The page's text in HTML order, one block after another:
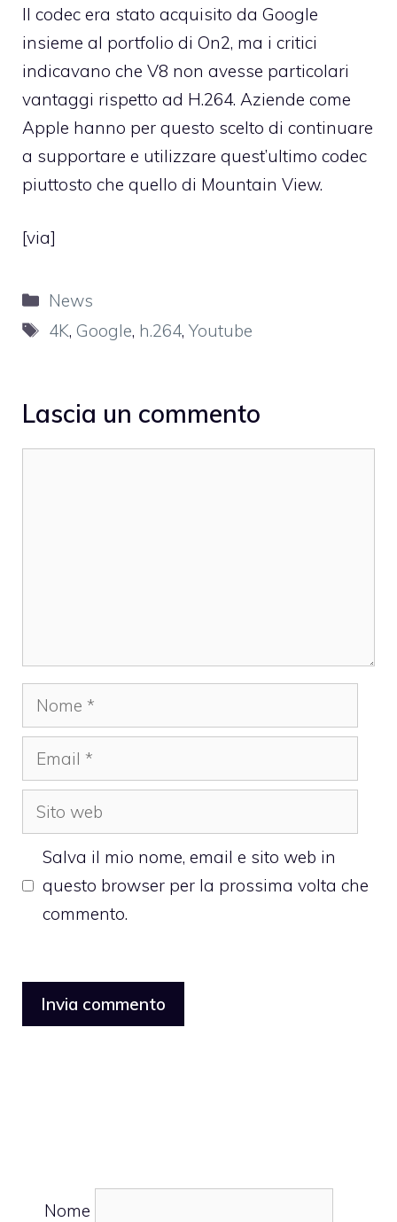
Il codec era stato acquisito da Google
insieme al portfolio di On2, ma i critici
indicavano che V8 non avesse particolari
vantaggi rispetto ad H.264. Aziende come
Apple hanno per questo scelto di continuare
a supportare e utilizzare quest’ultimo codec
piuttosto che quello di Mountain View.
[via]
Categorie
News
Tag
4K, Google, h.264,Youtube
Lascia un commento
Nome
Email
Sito
web
Salva il mio nome, email e sito web in
questo browser per la prossima volta che
commento.
Nome